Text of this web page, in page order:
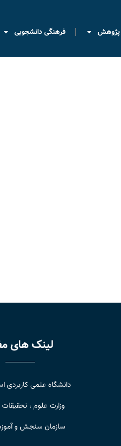
پژوهش فرهنگی دانشجویی
لینک های
دانشگاه علمی کاربردی
وزارت علوم ،
سازمان سنجش و